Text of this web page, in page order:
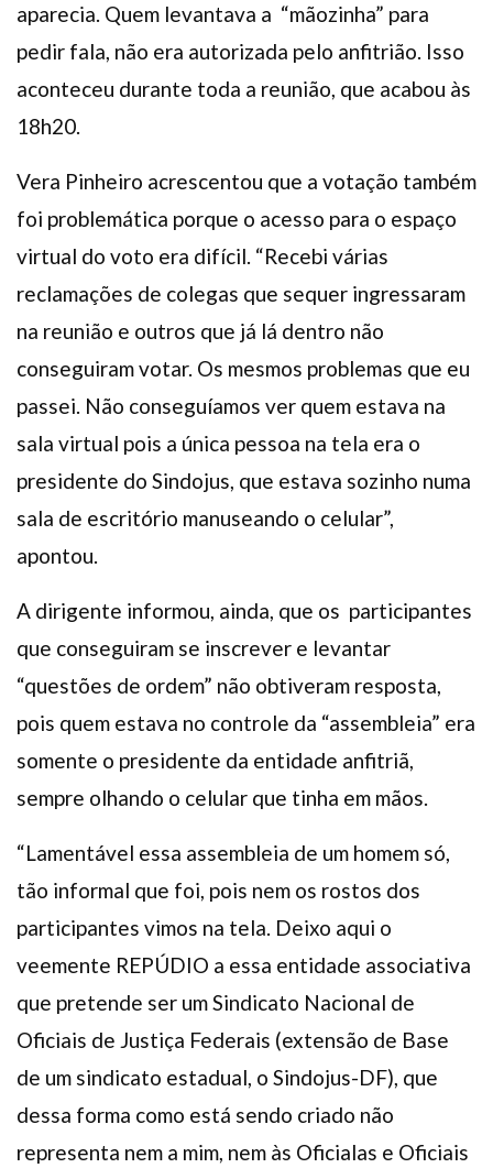
aparecia. Quem levantava a “mãozinha” para
pedir fala, não era autorizada pelo anfitrião. Isso
aconteceu durante toda a reunião, que acabou às
18h20.
Vera Pinheiro acrescentou que a votação também
foi problemática porque o acesso para o espaço
virtual do voto era difícil. “Recebi várias
reclamações de colegas que sequer ingressaram
na reunião e outros que já lá dentro não
conseguiram votar. Os mesmos problemas que eu
passei. Não conseguíamos ver quem estava na
sala virtual pois a única pessoa na tela era o
presidente do Sindojus, que estava sozinho numa
sala de escritório manuseando o celular”,
apontou.
A dirigente informou, ainda, que os participantes
que conseguiram se inscrever e levantar
“questões de ordem” não obtiveram resposta,
pois quem estava no controle da “assembleia” era
somente o presidente da entidade anfitriã,
sempre olhando o celular que tinha em mãos.
“Lamentável essa assembleia de um homem só,
tão informal que foi, pois nem os rostos dos
participantes vimos na tela. Deixo aqui o
veemente REPÚDIO a essa entidade associativa
que pretende ser um Sindicato Nacional de
Oficiais de Justiça Federais (extensão de Base
de um sindicato estadual, o Sindojus-DF), que
dessa forma como está sendo criado não
representa nem a mim, nem às Oficialas e Oficiais